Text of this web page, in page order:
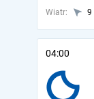
Wiatr:
9
04:00